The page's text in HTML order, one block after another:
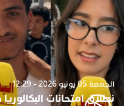
الجمعة 05 يونيو 2026 - 12:29